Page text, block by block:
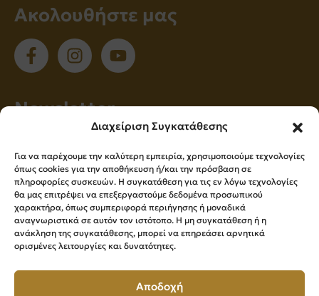
Διαχείριση Συγκατάθεσης
Για να παρέχουμε την καλύτερη εμπειρία, χρησιμοποιούμε τεχνολογίες
όπως cookies για την αποθήκευση ή/και την πρόσβαση σε
πληροφορίες συσκευών. Η συγκατάθεση για τις εν λόγω τεχνολογίες
θα μας επιτρέψει να επεξεργαστούμε δεδομένα προσωπικού
χαρακτήρα, όπως συμπεριφορά περιήγησης ή μοναδικά
αναγνωριστικά σε αυτόν τον ιστότοπο. Η μη συγκατάθεση ή η
ανάκληση της συγκατάθεσης, μπορεί να επηρεάσει αρνητικά
ορισμένες λειτουργίες και δυνατότητες.
Αποδοχή
Ακολουθήστε μας
Νewsletter
ενημερώνεστε πρώτοι για όλα τα νέα μας!
Εγγραφή